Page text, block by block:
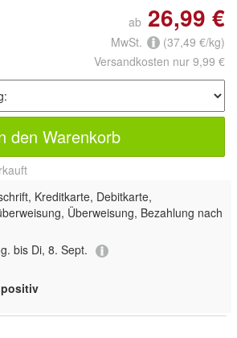
ab 26,99 €
MwSt.
(37,49 €/kg)
Versandkosten nur 9,99 €
den Warenkorb
Kreditkarte, Debitkarte,
Überweisung, Bezahlung nach
bis Di, 8. Sept.
positiv